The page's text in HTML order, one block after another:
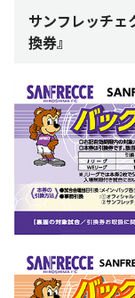
サンフレッチェ
換券』